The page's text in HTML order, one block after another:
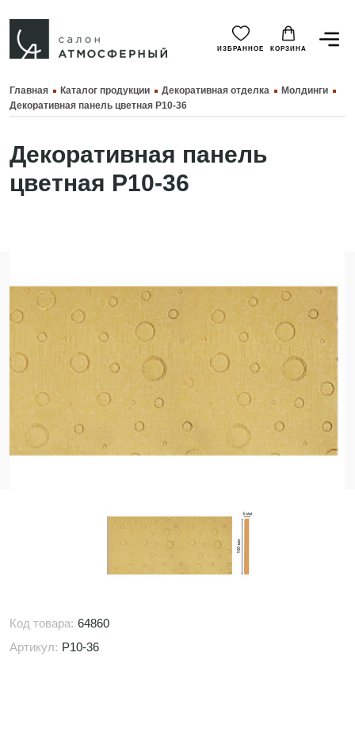
ИЗБРАННОЕ КОРЗИНА
Главная Каталог продукции Декоративная отделка
Молдинги
Декоративная панель цветная P10-36
Декоративная панель
цветная P10-36
Код товара: 64860
Артикул: P10-36